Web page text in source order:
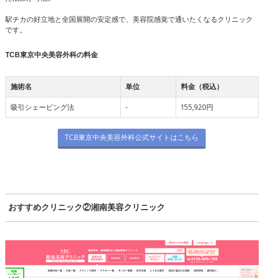
駅チカの好立地と全国展開の安定感で、美容院感覚で通いたくなるクリニック
です。
TCB東京中央美容外科の料金
施術名 単位 料金（税込）
吸引シェービング法 - 155,920円
TCB東京中央美容外科公式サイトはこちら
おすすめクリニック②湘南美容クリニック